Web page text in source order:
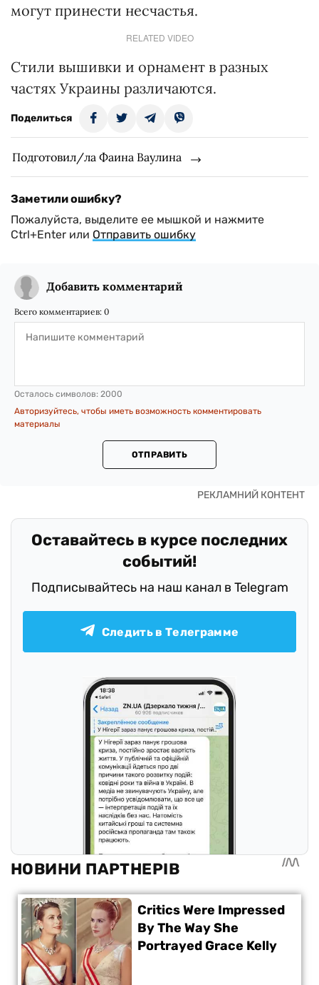
могут принести несчастья.
RELATED VIDEO
Стили вышивки и орнамент в разных
частях Украины различаются.
Поделиться
Подготовил/ла Фаина Ваулина
Заметили ошибку?
Пожалуйста, выделите ее мышкой и нажмите
Ctrl+Enter или Отправить ошибку
Добавить комментарий
Всего комментариев: 0
Осталось символов: 2000
Авторизуйтесь, чтобы иметь возможность комментировать
материалы
ОТПРАВИТЬ
Оставайтесь в курсе последних
событий!
Подписывайтесь на наш канал в Telegram
Следить в Телеграмме